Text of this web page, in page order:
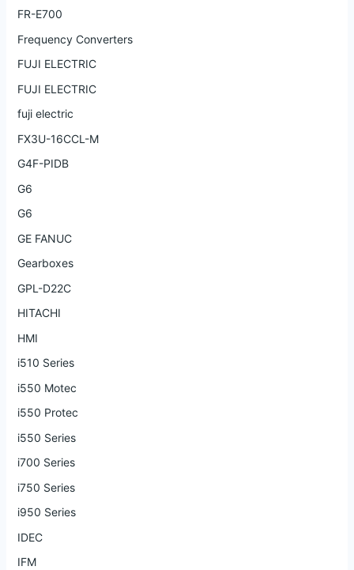
FR-E700
Frequency Converters
FUJI ELECTRIC
FUJI ELECTRIC
fuji electric
FX3U-16CCL-M
G4F-PIDB
G6
G6
GE FANUC
Gearboxes
GPL-D22C
HITACHI
HMI
i510 Series
i550 Motec
i550 Protec
i550 Series
i700 Series
i750 Series
i950 Series
IDEC
IFM